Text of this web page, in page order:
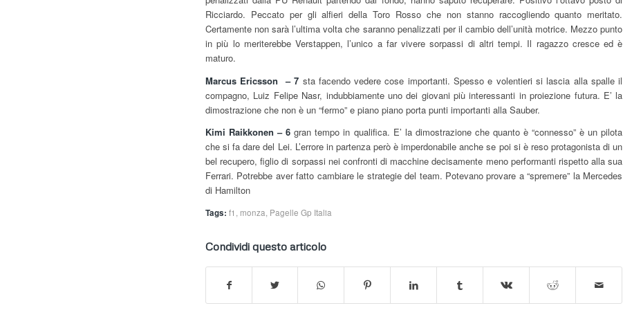
Ricciardo. Peccato per gli alfieri della Toro Rosso che non stanno raccogliendo quanto meritato.
Certamente non sarà l’ultima volta che saranno penalizzati per il cambio dell’unità motrice. Mezzo punto
in più lo meriterebbe Verstappen, l’unico a far vivere sorpassi di altri tempi. Il ragazzo cresce ed è
maturo.
Marcus Ericsson – 7 sta facendo vedere cose importanti. Spesso e volentieri si lascia alla spalle il
compagno, Luiz Felipe Nasr, indubbiamente uno dei giovani più interessanti in proiezione futura. E’ la
dimostrazione che non è un “fermo” e piano piano porta punti importanti alla Sauber.
Kimi Raikkonen – 6 gran tempo in qualifica. E’ la dimostrazione che quanto è “connesso” è un pilota
che si fa dare del Lei. L’errore in partenza però è imperdonabile anche se poi si è reso protagonista di un
bel recupero, figlio di sorpassi nei confronti di macchine decisamente meno performanti rispetto alla sua
Ferrari. Potrebbe aver fatto cambiare le strategie del team. Potevano provare a “spremere” la Mercedes
di Hamilton
Tags: f1 monza Pagelle Gp Italia
Condividi questo articolo